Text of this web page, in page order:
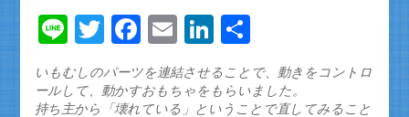
LineTwitterFacebook
EmailLinkedIn
いもむしのパーツを連結させることで、動きをコントロ
ールして、動かすおもちゃをもらいました。
持ち主から「壊れている」ということで直してみること